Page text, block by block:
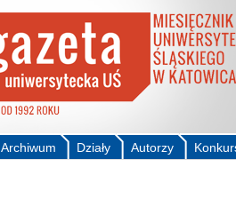
Autorzy
Działy
Archiwum